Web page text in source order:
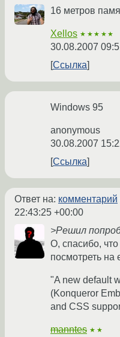
16 метров
Xellos ★★★★★
30.08.2007
Ссылка
Windows 95
anonymous
30.08.2007
Ссылка
Ответ на: комментарий
22:43:25 +00:00
>Решил
О, спасибо,
посмотреть на
"A new default
(Konqueror
and CSS
manntes ★★